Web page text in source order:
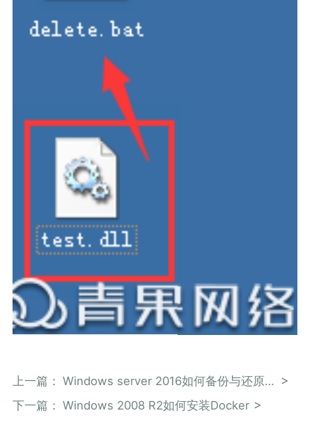
上一篇： Windows server 2016如何备份与还原注册表
下一篇： Windows 2008 R2如何安装Docker